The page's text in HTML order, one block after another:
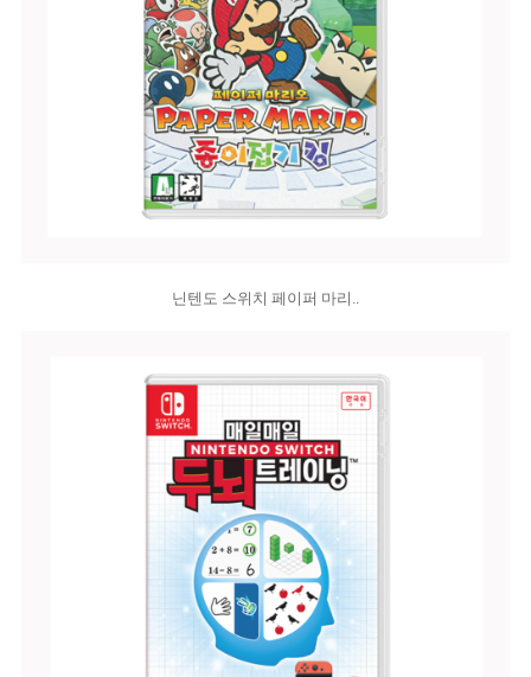
닌텐도 스위치 페이퍼 마리..